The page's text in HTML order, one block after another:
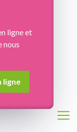
ligne et
nous
ligne